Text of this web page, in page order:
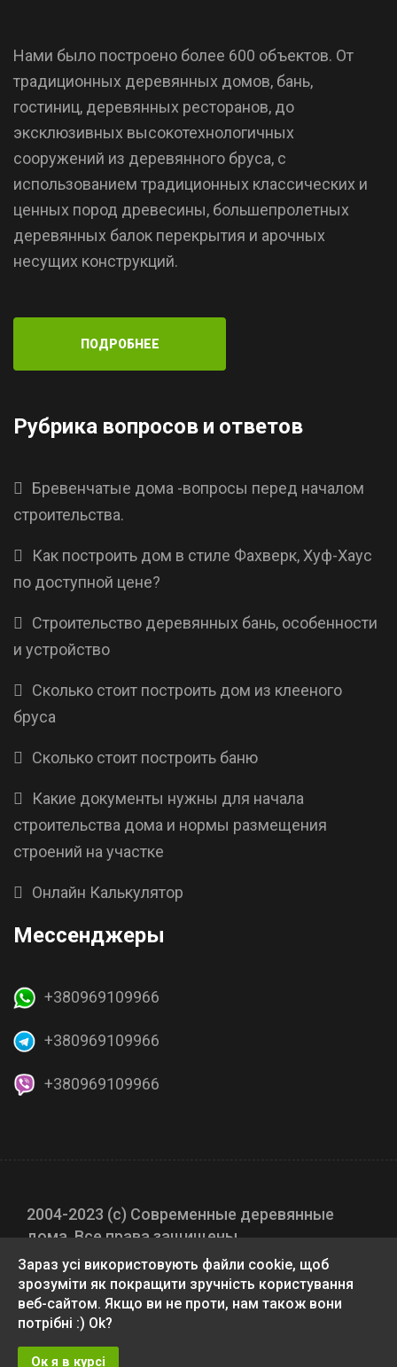
Нами было построено более 600 объектов. От
традиционных деревянных домов, бань,
гостиниц, деревянных ресторанов, до
эксклюзивных высокотехнологичных
сооружений из деревянного бруса, с
использованием традиционных классических и
ценных пород древесины, большепролетных
деревянных балок перекрытия и арочных
несущих конструкций.
ПОДРОБНЕЕ
Рубрика вопросов и ответов
Бревенчатые дома -вопросы перед началом
строительства.
Как построить дом в стиле Фахверк, Хуф-Хаус
по доступной цене?
Cтроительство деревянных бань, особенности
и устройство
Сколько стоит построить дом из клееного
бруса
Сколько стоит построить баню
Какие документы нужны для начала
строительства дома и нормы размещения
строений на участке
Онлайн Калькулятор
Мессенджеры
+380969109966
+380969109966
+380969109966
2004-2023 (с) Современные деревянные
дома. Все права защищены.
Зараз усі використовують файли cookie, щоб
зрозуміти як покращити зручність користування
веб-сайтом. Якщо ви не проти, нам також вони
потрібні :) Ok?
Ок я в курсі